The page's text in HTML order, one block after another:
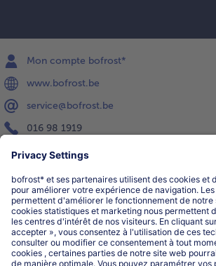
Mon compte bofrost*
www.bofrost.be
service@bofrost.be
016 98 1919
Service
Qui sommes-nous?
Catégories